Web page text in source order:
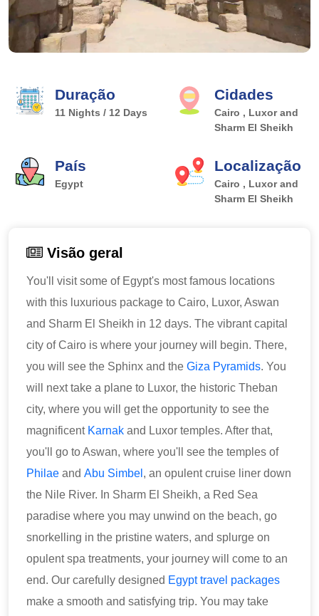
Duração
11 Nights / 12 Days
Cidades
Cairo , Luxor and
Sharm El Sheikh
País
Egypt
Localização
Cairo , Luxor and
Sharm El Sheikh
Visão geral
You'll visit some of Egypt's most famous locations
with this luxurious package to Cairo, Luxor, Aswan
and Sharm El Sheikh in 12 days. The vibrant capital
city of Cairo is where your journey will begin. There,
you will see the Sphinx and the Giza Pyramids. You
will next take a plane to Luxor, the historic Theban
city, where you will get the opportunity to see the
magnificent Karnak and Luxor temples. After that,
you'll go to Aswan, where you'll see the temples of
Philae and Abu Simbel , an opulent cruise liner down
the Nile River. In Sharm El Sheikh, a Red Sea
paradise where you may unwind on the beach, go
snorkelling in the pristine waters, and splurge on
opulent spa treatments, your journey will come to an
end. Our carefully designed Egypt travel packages
make a smooth and satisfying trip. You may take